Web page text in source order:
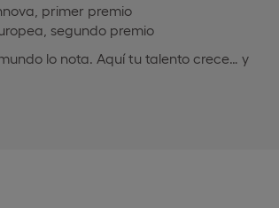
primer premio
segundo premio
lo nota. Aquí tu talento crece… y